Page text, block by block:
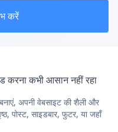
करें
कभी आसान नहीं रहा
अपनी वेबसाइट की शैली और
पोस्ट, साइडबार, फुटर, या जहाँ